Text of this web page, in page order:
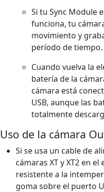
Si tu Sync Module
funciona, tu
movimiento y
período de tiempo.
Cuando vuelva la
batería de la
cámara está
USB, aunque las
totalmente
Uso de la cámara
Si se usa un cable de
cámaras XT y XT2 en
resistente a la
goma sobre el puerto